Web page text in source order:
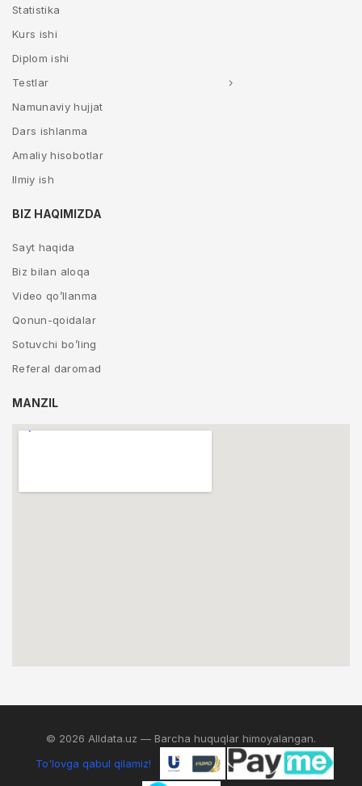
Statistika
Kurs ishi
Diplom ishi
Testlar
Namunaviy hujjat
Dars ishlanma
Amaliy hisobotlar
Ilmiy ish
BIZ HAQIMIZDA
Sayt haqida
Biz bilan aloqa
Video qo’llanma
Qonun-qoidalar
Sotuvchi bo’ling
Referal daromad
MANZIL
© 2026 Alldata.uz — Barcha huquqlar himoyalangan.
To'lovga qabul qilamiz!